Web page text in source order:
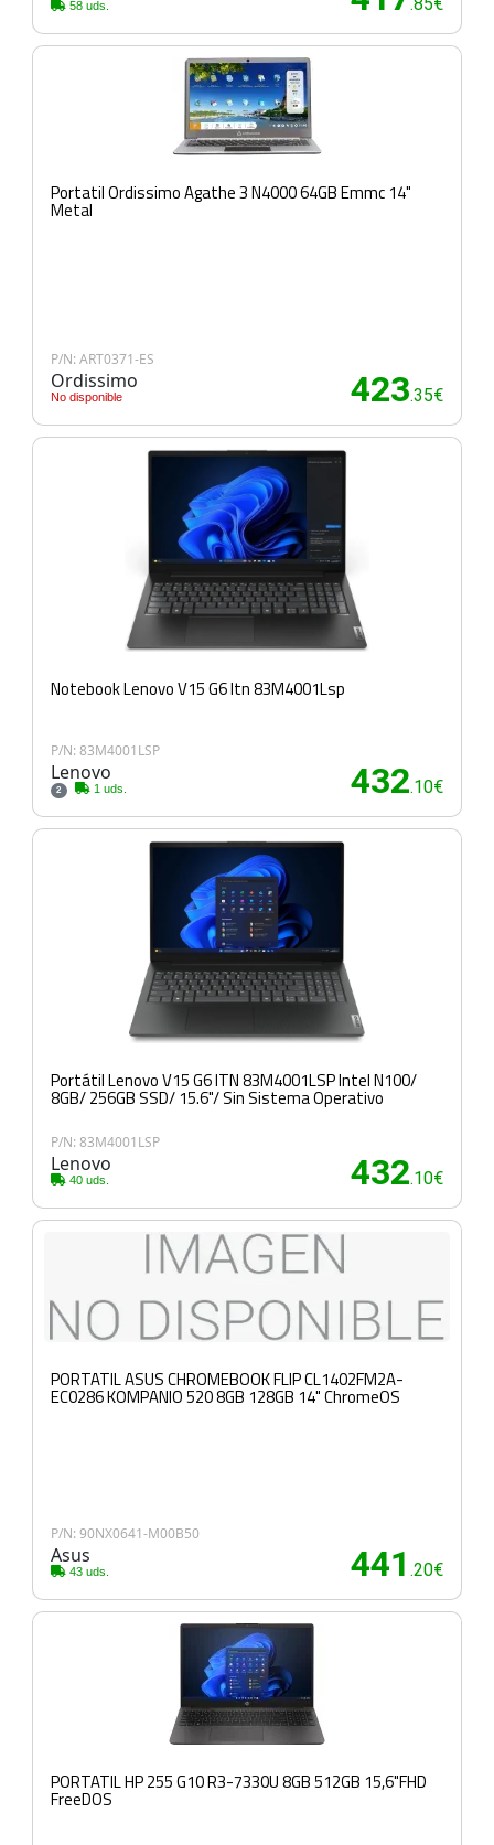
58 uds.
Portatil Ordissimo Agathe 3 N4000 64GB Emmc 14"
Metal
P/N: ART0371-ES
Ordissimo
No disponible 423.35€
Notebook Lenovo V15 G6 Itn 83M4001Lsp
P/N: 83M4001LSP
Lenovo
2 1 uds. 432.10€
Portátil Lenovo V15 G6 ITN 83M4001LSP Intel N100/
8GB/ 256GB SSD/ 15.6"/ Sin Sistema Operativo
P/N: 83M4001LSP
Lenovo
40 uds. 432.10€
PORTATIL ASUS CHROMEBOOK FLIP CL1402FM2A-
EC0286 KOMPANIO 520 8GB 128GB 14" ChromeOS
P/N: 90NX0641-M00B50
Asus
43 uds. 441 .20€
PORTATIL HP 255 G10 R3-7330U 8GB 512GB 15,6"FHD
FreeDOS